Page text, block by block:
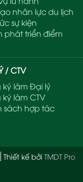
nhân lực du lịch
sự kiện
phát triển điểm
/ CTV
làm Đại lý
làm CTV
sách hợp tác
Thiết kế bởi TMDT Pro